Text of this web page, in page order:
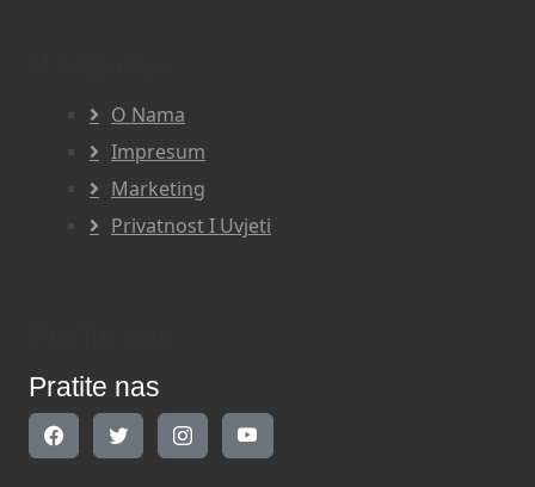
O Nama
Impresum
Marketing
Privatnost I Uvjeti
Pratite nas